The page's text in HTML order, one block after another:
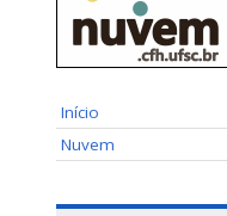
Início
Nuvem